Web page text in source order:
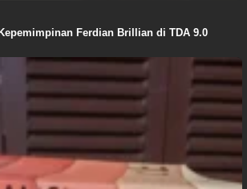
Ferdian Brillian di TDA 9.0